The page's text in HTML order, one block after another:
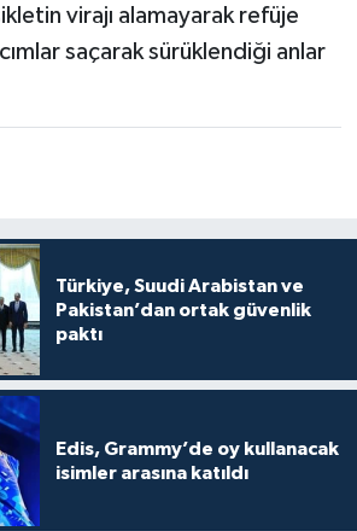
virajı alamayarak refüje
saçarak sürüklendiği anlar
Türkiye, Suudi Arabistan ve
Pakistan’dan ortak güvenlik
paktı
Edis, Grammy’de oy kullanacak
isimler arasına katıldı